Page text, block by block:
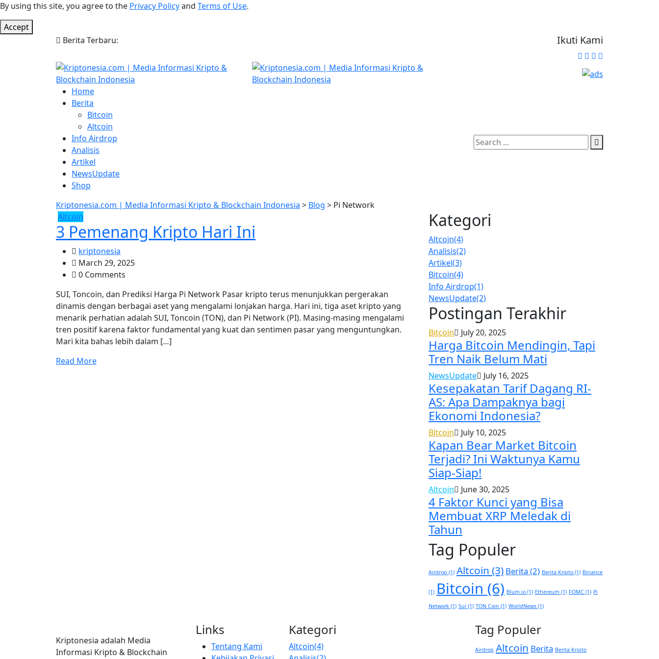
By using this site, you agree to the Privacy Policyand Terms of Use.
Accept
Berita Terbaru:
Ikuti Kami
Home
Berita
Bitcoin
Altcoin
Info Airdrop
Analisis
Artikel
NewsUpdate
Shop
Kriptonesia.com | Media Informasi Kripto & Blockchain Indonesia > Blog > Pi Network
Altcoin
3 Pemenang Kripto Hari Ini
kriptonesia
March 29, 2025
0 Comments
SUI, Toncoin, dan Prediksi Harga Pi Network Pasar kripto terus menunjukkan pergerakan
dinamis dengan berbagai aset yang mengalami lonjakan harga. Hari ini, tiga aset kripto yang
menarik perhatian adalah SUI, Toncoin (TON), dan Pi Network (PI). Masing-masing mengalami
tren positif karena faktor fundamental yang kuat dan sentimen pasar yang menguntungkan.
Mari kita bahas lebih dalam […]
Read More
Kategori
Altcoin(4)
Analisis(2)
Artikel(3)
Bitcoin(4)
Info Airdrop(1)
NewsUpdate(2)
Postingan Terakhir
Bitcoin July 20, 2025
Harga Bitcoin Mendingin, Tapi
Tren Naik Belum Mati
NewsUpdate July 16, 2025
Kesepakatan Tarif Dagang RI-
AS: Apa Dampaknya bagi
Ekonomi Indonesia?
Bitcoin July 10, 2025
Kapan Bear Market Bitcoin
Terjadi? Ini Waktunya Kamu
Siap-Siap!
Altcoin June 30, 2025
4 Faktor Kunci yang Bisa
Membuat XRP Meledak di
Tahun
Tag Populer
Airdrop (1) Altcoin (3) Berita (2) Berita Kripto (1) Binance
(1) Bitcoin (6) Blum.io (1) Ethereum (1) FOMC (1) Pi
Network (1) Sui (1) TON Coin (1) WorldNews (1)
Kriptonesia adalah Media
Informasi Kripto & Blockchain
Links
Tentang Kami
Kategori
Altcoin(4)
Tag Populer
Airdrop Altcoin Berita Berita Kripto